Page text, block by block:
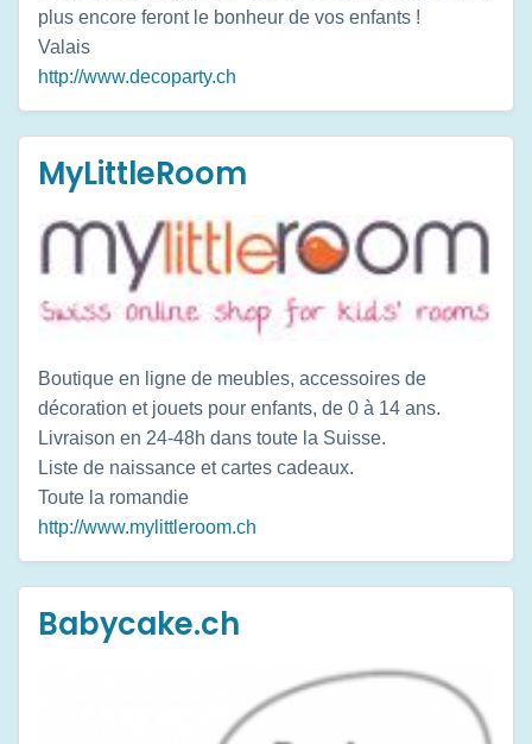
plus encore feront le bonheur de vos enfants !
Valais
http://www.decoparty.ch
MyLittleRoom
Boutique en ligne de meubles, accessoires de
décoration et jouets pour enfants, de 0 à 14 ans.
Livraison en 24-48h dans toute la Suisse.
Liste de naissance et cartes cadeaux.
Toute la romandie
http://www.mylittleroom.ch
Babycake.ch